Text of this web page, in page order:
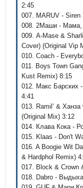
2:45
007. MARUV - Siren
008. 2Маши - Мама,
009. A-Mase &
Cover) (Original Vip
010. Coach -
011. Boys Town
Kust Remix) 8:15
012. Макс Барских
4:41
013. Ramil’ &
(Original Mix) 3:12
014. Клава Кока -
015. Klaas - Don't
016. A Boogie Wit
& Hardphol Remix)
017. Block & Crown
018. Dabro -